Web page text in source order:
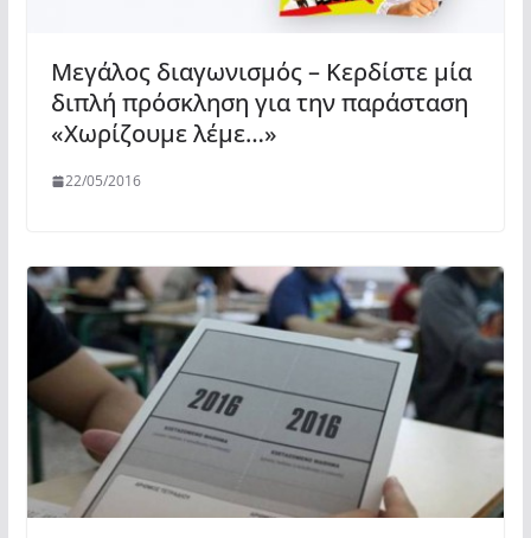
Μεγάλος διαγωνισμός – Κερδίστε μία
διπλή πρόσκληση για την παράσταση
«Χωρίζουμε λέμε…»
22/05/2016